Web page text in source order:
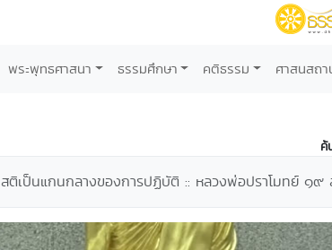
พระพุทธศาสนา ธรรมศึกษา คติธรรม ศาสนสถา
ค้
สติเป็นแกนกลางของการปฏิบัติ :: หลวงพ่อปราโมทย์ ๑